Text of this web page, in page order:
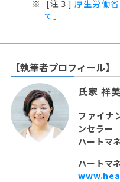
[注３] 厚生労働
て」
【執筆者プロフィール】
氏家 祥
ファイナ
ンセラー
ハートマ
ハートマ